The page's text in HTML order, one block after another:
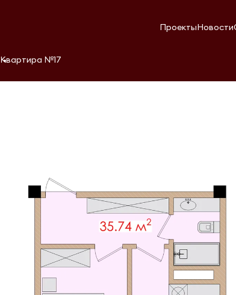
ПроектыНовости
Квартира №17